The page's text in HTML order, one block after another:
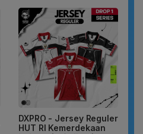
DXPRO - Jersey Reguler
HUT RI Kemerdekaan